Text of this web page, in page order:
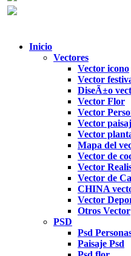
Inicio
Vectores
Vector icono
Vector
DiseÃ±o
Vector Flor
Vector
Vector
Vector
Mapa del
Vector de
Vector
Vector de
CHINA
Vector
Otros Vector
PSD
Psd
Paisaje Psd